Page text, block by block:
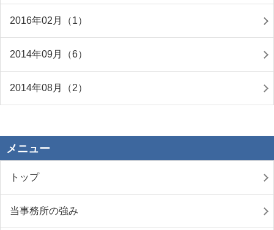
2016年02月（1）
2014年09月（6）
2014年08月（2）
メニュー
トップ
当事務所の強み